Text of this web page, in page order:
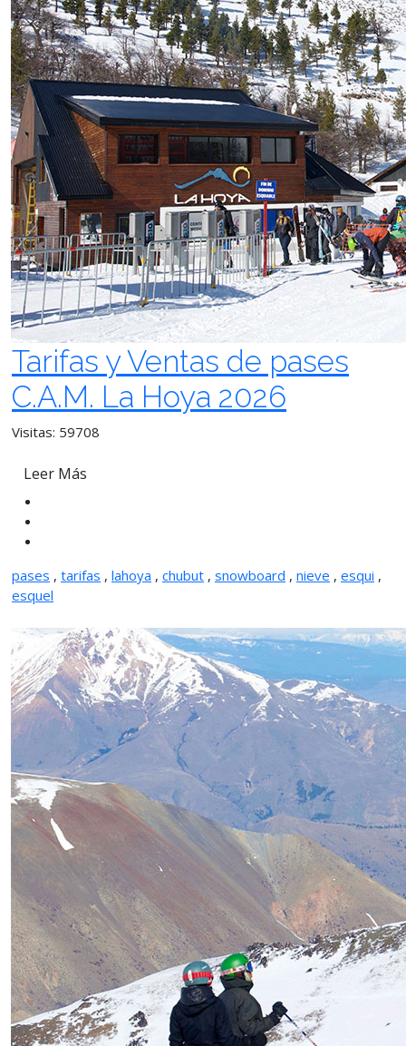
Tarifas y Ventas de pases
C.A.M. La Hoya 2026
Visitas: 59708
Leer Más
pases , tarifas , lahoya , chubut , snowboard , nieve , esqui ,
esquel